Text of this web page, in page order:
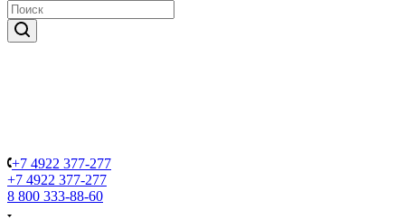
+7 4922 377-277
+7 4922 377-277
8 800 333-88-60